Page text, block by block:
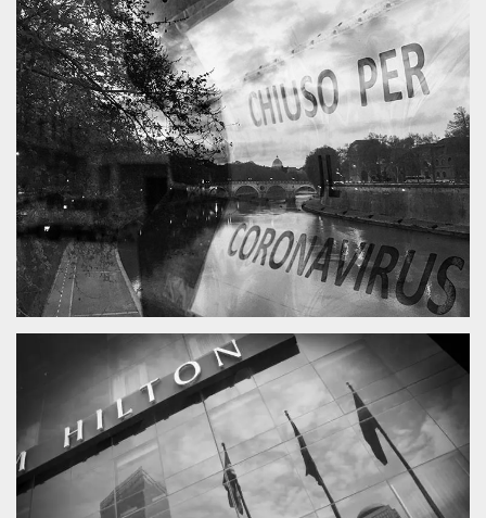
Inc.
.oooh.events
Wordpress,
verifica che il
browser accetti i
cookie.
PHPSESSID
PHP.net
oooh.events
Sessione
Cookie
generato da
applicazioni
basate sul
linguaggio PHP.
Si tratta di un
identificatore
generico
utilizzato per
mantenere le
variabili di
sessione utente.
Normalmente è
un numero
generato in
modo casuale, il
modo in cui
viene utilizzato
può essere
specifico per il
sito, ma un
buon esempio è
mantenere uno
stato di accesso
per un utente
tra le pagine.
Stripe
1 anno 1
Questo cookie